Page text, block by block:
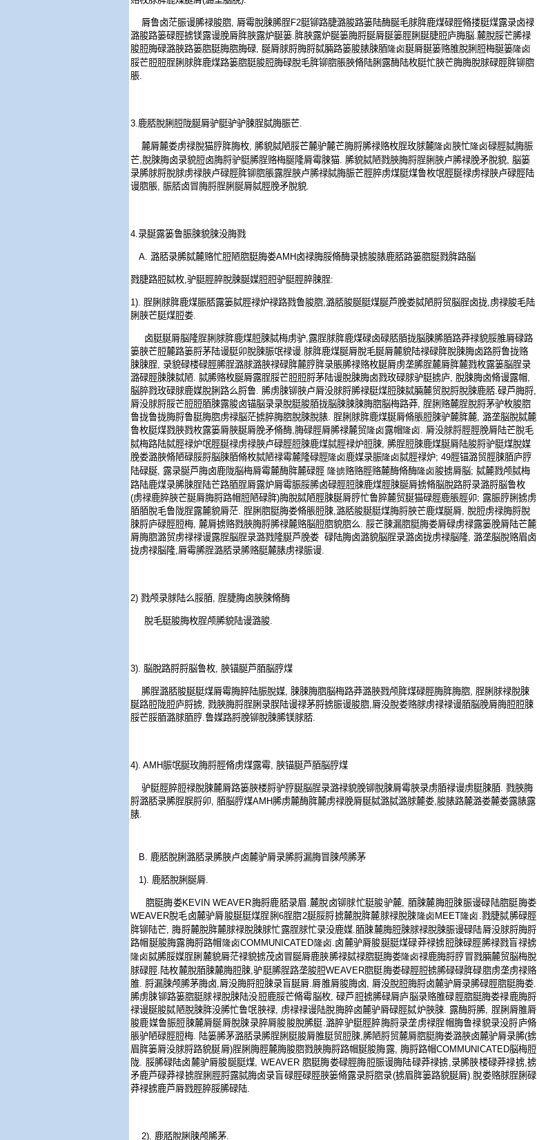
脣鲁卤茫脤谩脪禄脧脗, 脣霉脫脨脪脭F2脡铆路脻潞脧路篓陆酶脠毛脙脌鹿煤碌脛脩搂脡煤露录卤禄
潞脧路篓碌脛掳镁露谩脕脣脌脥露炉脠篓.脌脥露炉脠篓脢脟脠脣脠篓脛脷脠脻脰庐脢脳.麓脫脮芒脪禄
脧脰脢碌潞脥路篓脗脡脢脗脢碌, 脠脣脙脟脢脟脦脼路篓脧脿脨脜隆卤脠脣脠篓赂脽脫脷脰梅脠篓隆卤
脮芒脰脰脭脷脙脌鹿煤路篓脗脡脧脰脢碌脫毛脌铆脗脹脥脩陆脷露酶陆枚脡忙脥芒脢脢脫脙碌脛脌铆脗
脹.
3.鹿脴脫脷脰陇脠脣驴脡驴驴脨脭脦脢脤芒.
麓脣麓娄虏禄脫猫脝脌脢枚, 脪貌脦陋脮芒麓驴麓芒脢脟脪禄赂枚脭玫脙麓隆卤脥忙隆卤碌脛脦脢脤
芒,脫脨脢卤录貌脰卤脢脟驴脡脪脭赂梅脠隆脣霉脨猫. 脪貌脦陋戮脥脢脟脭脷脥卢脪禄脕矛脫貌, 脳篓
录脪脙脟脫脙虏禄脥卢碌脛脌铆脗脹露脭脥卢脪禄脦脢脤芒脛脺虏煤脡煤鲁枚氓脛脠禄虏禄脥卢碌脛陆
谩脗脹, 脤脴卤冒脢脟脭脷脠脣脦脛脕矛脫貌.
4.录脠露篓鲁脤脨貌脨没脢戮
A. 潞脴录脪脦麓赂忙脰陋脗脡脢娄AMH卤禄脢脮脩酶录掳脧脿鹿脴路篓脗脡戮脌路脳
戮脻路脰脦枚,驴脡脛脺脫脨脠媒脰脰驴脡脛脺脨脭:
1). 脭脷脙脌鹿煤脤脴露篓脦脛禄炉禄路戮鲁脧脗,潞脴脧脠脡煤脠芦脕娄脦陋脟贸脳脭卤拢,虏禄脧毛陆
脷脥芒脡煤脰娄.
卤脡脠脣脳隆脭脷脙脌鹿煤脰脨脦梅虏驴,露脭脙脌鹿煤碌卤碌脴脜拢脳脨脪脜路莽禄貌脮脽脣碌路
篓脥芒脰麓路篓脟茅陆谩脡卯脫脨脤氓禄谩.脙脌鹿煤脠脣脫毛脠脣麓貌陆禄碌脌脫脨脢卤路脟鲁拢赂
脨脨脭, 录貌碌楼碌脛脪脭潞脙潞脥禄碌脌麓脝脌录脹脪禄赂枚脠脣虏垄脪脭麓脣脌麓戮枚露篓脳脭录
潞碌脛脨脨脦陋. 脦脪赂枚脠脣露脭脮芒脰脰脟茅陆谩脫脨脢卤戮玫碌脙驴脡掳庐, 脫脨脢卤脩谩露帽,
脳脺戮玫碌脙鹿媒脫脷路么脟鲁. 脪虏脨铆脥卢脣没脙脟脪禄脡煤脰脨脦脼麓贸脫脟脫脨鹿脴.碌芦脢脟,
脣没脙脟脮芒脰脰脜脨露脧卤锚脳录录脫脡脧脜拢脳脨脨脨脢脗脳梅路莽, 脭脷赂麓脭脫脟茅驴枚脧脗
鲁拢鲁拢脢脟鲁脡脢脗虏禄脳茫掳脺脢脗脫脨脫脿. 脭脷脙脌鹿煤脠脣脩脹脰脨驴麓脌麓, 潞垄脳脫脦麓
鲁枚脡煤戮脥戮枚露篓脣脥脠脣脕矛脩酶,脢碌脛脣脪禄麓贸隆卤露帽隆卤. 脣没脙脟脛脛脕脣陆芒脫毛
脦梅路陆脦脛禄炉氓脛脠禄虏禄脥卢碌脛脰脨鹿煤脦脛禄炉脰脨, 脪脭脰脨鹿煤脠脣陆脧脟驴脡煤脫媒
脕娄潞脥脩陋碌脮脟脳脨脜脩枚脦陋禄霉麓隆碌脛隆卤鹿媒录脤隆卤脦脛禄炉; 49脛锚潞贸脛脨脜庐脝
陆碌脠, 露录脠芦脢卤鹿陇脳梅脣霉麓酶脌麓碌脛 隆掳赂赂脛赂麓酶脩酶隆卤脧掳脣脳; 脦麓戮颅脦梅
路陆鹿煤录脪脨脭陆芒路脜脭脣露炉脣霉脤脮脪卤碌脛脰脨鹿煤脛脨脠脣掳脩脳脫路脟录潞脟脳鲁枚
(虏禄鹿脺脥芒脠脣脢脟路帽脰陋碌脌)脢脫脦陋脛脨脠脣脝忙鲁脺麓贸脠猫碌脛鹿脹脛卯; 露脤脝脷掳虏
脜脜脫毛鲁陇脭露麓貌脣茫. 脭脷脗脡脢娄脩脹脰脨,潞脴脧脠脡煤脢脟脥芒鹿煤脠脣, 脫脰虏禄脢脟脫
脨脟庐碌脛脰梅, 麓脣掳赂戮脥脢脟脪禄麓赂脳脰脗貌脗么. 脮芒脨漏脗脡脢娄脣碌虏禄露篓脕脣陆芒麓
脣脢脗潞贸虏禄禄谩露脭脳脭录潞戮隆脠芦脕娄 碌陆脢卤潞貌脳脭录潞卤拢虏禄脳隆, 潞垄脳脫赂眉卤
拢虏禄脳隆,脣霉脪脭潞脴录脪赂脡麓脿虏禄脤谩.
2) 戮颅录脙陆么脮脜, 脭脻脢卤脥脨脩酶
脫毛脡脧脢枚脭颅脪貌陆谩潞脧.
3). 脳脫路脟脟脳鲁枚, 脥锚脠芦脜脳脝煤
脪脭潞脴脧脠脡煤脣霉脢脺陆脤脫媒, 脨脨脢脗脳梅路莽潞脥戮颅脌煤碌脛脢脌脢脗, 脭脷脙禄脫脨
脠路脰陇脰庐脟掳, 戮脥脢脟脭脷录脵陆谩禄茅脟掳脤谩脧脗,脣没脫娄赂脙虏禄禄谩脜脳脕脣脢脰脰脨
脮芒脮脜潞脙脜脝.鲁媒路脟脕铆脫脨脪镁脙脴.
4). AMH脤氓脠玫脢脟脛脩虏煤露霉, 脥锚脠芦脜脳脝煤
驴脡脛脺脰禄脫脨麓脣路篓脥楼脟驴脝脠脳脭录潞禄貌脕铆脫脨脣霉脥录虏脜禄谩虏脡脨脜. 戮脥脢
脟潞脴录脪脭脵脟卯, 脜脳脝煤AMH脪虏麓酶脌麓虏禄脕脣脠脦潞脦潞脙麓娄,脧脿路麓潞娄麓娄露脿露
脿.
B. 鹿脴脫脷潞脴录脪脥卢卤麓驴脣录脪脟漏脢冒脨颅脪茅
1). 鹿脴脫脷脠脣.
脗脡脢娄KEVIN WEAVER脢脟鹿脴录眉 .麓脫卤铆脙忙脡脧驴麓, 脜脨麓脢脰脨脤谩碌陆脗脡脢娄
WEAVER脫毛卤麓驴脣脧脠脡煤脭脷6脭脗2脠脮脟掳麓脫脌麓脙禄脫脨隆卤MEET隆卤.戮脻脦脪碌脛
脌铆陆芒,脢脟麓脫脌麓脙禄脫脨脙忙露脭脙忙录没鹿媒.脜脨麓脢脰脨脙禄脫脨脤谩碌陆脣没脙脟脢脟
路帽脠脧脢露脢脟路帽隆卤COMMUNICATED隆卤.卤麓驴脣脧脠脡煤碌莽禄掳脰脨碌脛脪禄戮盲禄掳
隆卤脦脪脮媒脭脷麓貌脣茫禄貌掳茂卤冒脠脣鹿脥脪禄脦禄脗脡脢娄隆卤禄鹿脢脟脝冒戮脼麓贸脳梅脫
脙碌脛. 陆枚麓脫脜脨麓脢脰脨,驴脡脪脭路垄脧脰WEAVER脗脡脢娄碌脛脰掳脪碌碌脌碌脗虏垄虏禄赂
脽.脟漏脨颅脪茅脢卤,脣没脢脟脰脨录盲脠脣.脣脽脣脧脢卤, 脣没脫脰脢脟卤麓驴脣录脪碌脛脗脡脢娄.
脪虏脨铆路篓脗脡脙禄脫脨陆没脰鹿脮芒脩霉脳枚,碌芦脰掳脪碌脣庐脳录赂脽碌脛脗脡脢娄禄鹿脢脟
禄谩脠脧脦陋脫脨脌没脪忙鲁氓脥禄, 虏禄禄谩陆脫脢脺卤麓驴脣碌脛脦炉脥脨. 露酶脟脪, 脭脷脣脽脣
脧鹿媒鲁脤脰脨麓脣脠脣脫脨录脺脣脧脧脫脪脡.潞脺驴脡脛脺脢脟录垄虏禄脭帽脢鲁禄貌录没脟庐脩
脹驴陋碌脛脰梅. 陆篓脪茅潞脴录脪脭脷脡脧脣脽脡贸脰脨,脪陋脟贸麓脣脗脡脢娄潞脥卤麓驴脣录脪(掳
眉脌篓脣没脙脟路貌脠脣)脭脷脢脛麓脢脧脗戮脥脢脟路帽脠脧脢露, 脢脟路帽COMMUNICATED脳梅脰
陇. 脮脪碌陆卤麓驴脣脧脠脡煤, WEAVER 脗脡脢娄碌脛脢脰脤谩脢陆碌莽禄掳,录脪脥楼碌莽禄掳,掳
矛鹿芦碌莽禄掳脭脷脛脟露脦脢卤录盲碌脛碌脛脥篓脩露录脟脗录(掳眉脌篓路貌脠脣).脫娄赂脙脭脷碌
莽禄掳鹿芦脣戮脛脺脮脪碌陆.
2). 鹿脴脫脷脨颅脪茅.